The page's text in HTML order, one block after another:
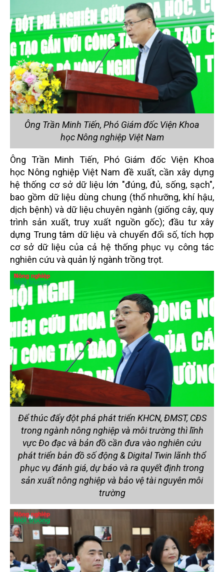
Ông Trần Minh Tiến, Phó Giám đốc Viện Khoa
học Nông nghiệp Việt Nam
Ông Trần Minh Tiến, Phó Giám đốc Viện Khoa
học Nông nghiệp Việt Nam đề xuất, cần xây dựng
hệ thống cơ sở dữ liệu lớn "đúng, đủ, sống, sạch",
bao gồm dữ liệu dùng chung (thổ nhưỡng, khí hậu,
dịch bệnh) và dữ liệu chuyên ngành (giống cây, quy
trình sản xuất, truy xuất nguồn gốc); đầu tư xây
dựng Trung tâm dữ liệu và chuyển đổi số, tích hợp
cơ sở dữ liệu của cả hệ thống phục vụ công tác
nghiên cứu và quản lý ngành trồng trọt.
Để thúc đẩy đột phá phát triển KHCN, ĐMST, CĐS
trong ngành nông nghiệp và môi trường thì lĩnh
vực Đo đạc và bản đồ cần đưa vào nghiên cứu
phát triển bản đồ số động & Digital Twin lãnh thổ
phục vụ đánh giá, dự báo và ra quyết định trong
sản xuất nông nghiệp và bảo vệ tài nguyên môi
trường